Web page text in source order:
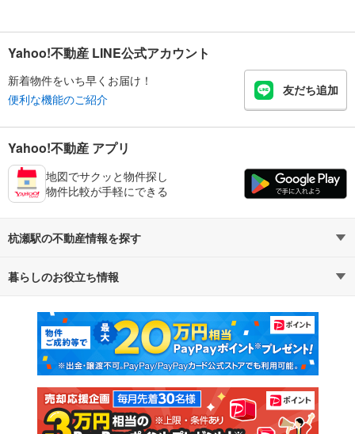
Yahoo!不動産 LINE公式アカウント
新着物件をいち早くお届け！
便利な機能のご紹介
友だち追加
Yahoo!不動産 アプリ
地図でサクッと物件探し
物件比較が手軽にできる
杭瀬駅の不動産情報を探す
不動産・住宅
新築マンション 中古マンション
新築一戸建て 中古一戸建て
注文住宅 土地
暮らしのお役立ち情報
マンションカタログ 教えて！住まいの先生